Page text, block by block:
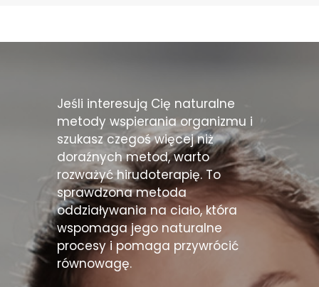
Jeśli interesują Cię naturalne
metody wspierania organizmu i
szukasz czegoś więcej niż
doraźnych metod, warto
rozważyć hirudoterapię. To
sprawdzona metoda
oddziaływania na ciało, która
wspomaga jego naturalne
procesy i pomaga przywrócić
równowagę.